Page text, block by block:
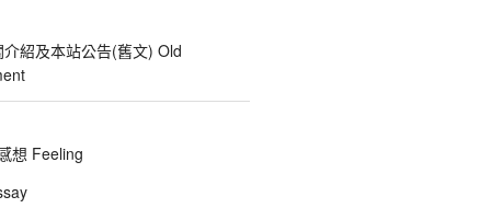
紹及本站公告(舊文) Old
想 Feeling